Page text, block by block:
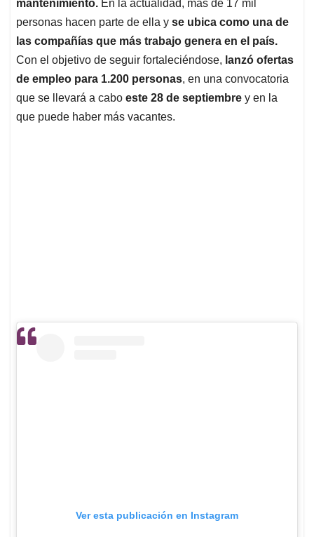
mantenimiento. En la actualidad, más de 17 mil
personas hacen parte de ella y se ubica como una de
las compañías que más trabajo genera en el país.
Con el objetivo de seguir fortaleciéndose, lanzó ofertas
de empleo para 1.200 personas, en una convocatoria
que se llevará a cabo este 28 de septiembre y en la
que puede haber más vacantes.
Ver esta publicación en Instagram